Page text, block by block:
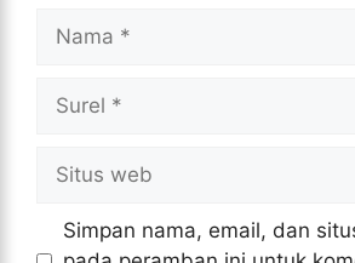
web
Simpan nama, email, dan